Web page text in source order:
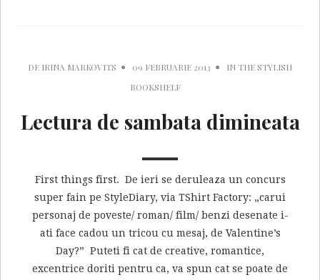
DE IRINA MARKOVITS 09 FEBRUARIE 2013 INTHE STYLISH
BOOKSHELF
Lectura de sambata dimineata
First things first. De ieri se deruleaza un concurs
super fain pe StyleDiary, via TShirt Factory: „carui
personaj de poveste/ roman/ film/ benzi desenate i-
ati face cadou un tricou cu mesaj, de Valentine’s
Day?” Puteti fi cat de creative, romantice,
excentrice doriti pentru ca, va spun cat se poate de